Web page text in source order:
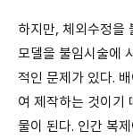
하지만, 체외수정을
모델을 불임시술에
적인 문제가 있다.
여 제작하는 것이기
물이 된다. 인간 복